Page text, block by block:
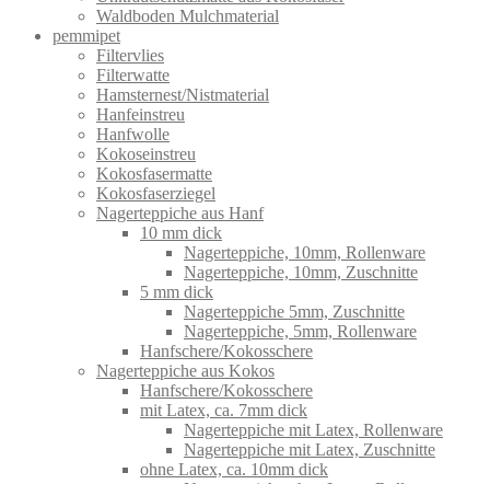
Waldboden Mulchmaterial
pemmipet
Filtervlies
Filterwatte
Hamsternest/Nistmaterial
Hanfeinstreu
Hanfwolle
Kokoseinstreu
Kokosfasermatte
Kokosfaserziegel
Nagerteppiche aus Hanf
10 mm dick
Nagerteppiche, 10mm, Rollenware
Nagerteppiche, 10mm, Zuschnitte
5 mm dick
Nagerteppiche 5mm, Zuschnitte
Nagerteppiche, 5mm, Rollenware
Hanfschere/Kokosschere
Nagerteppiche aus Kokos
Hanfschere/Kokosschere
mit Latex, ca. 7mm dick
Nagerteppiche mit Latex, Rollenware
Nagerteppiche mit Latex, Zuschnitte
ohne Latex, ca. 10mm dick